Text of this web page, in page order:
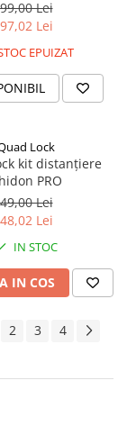
99,00 Lei
97,02 Lei
EPUIZAT
Lock
kit distanțiere
PRO
49,00 Lei
48,02 Lei
IN STOC
IN COS
2 3 4